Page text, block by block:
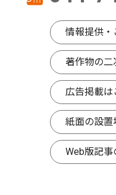
情報提供・
著作物の二
広告掲載は
紙面の設置
Web版記事